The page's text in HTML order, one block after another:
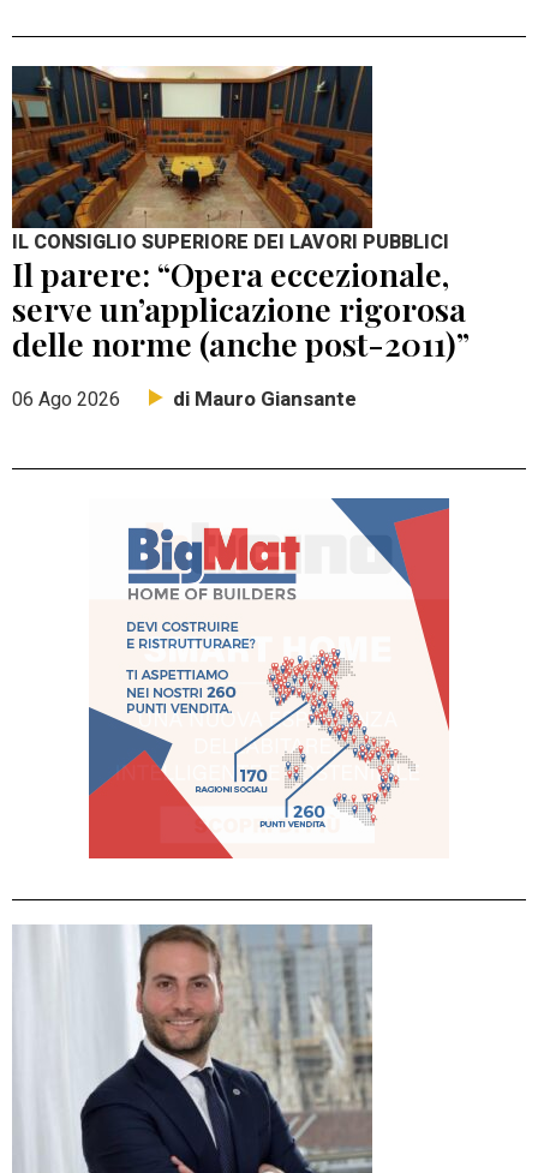
IL CONSIGLIO SUPERIORE DEI LAVORI PUBBLICI
Il parere: “Opera eccezionale,
serve un’applicazione rigorosa
delle norme (anche post-2011)”
06 Ago 2026 di Mauro Giansante